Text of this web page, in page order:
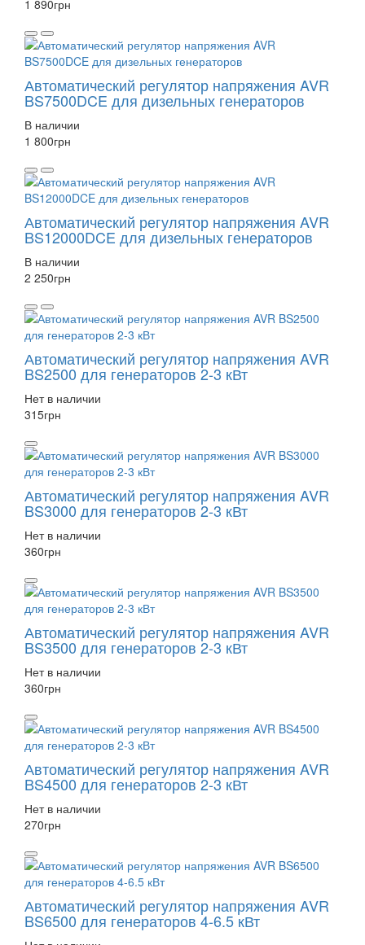
1 890грн
Автоматический регулятор напряжения AVR
BS7500DCE для дизельных генераторов
В наличии
1 800грн
Автоматический регулятор напряжения AVR
BS12000DCE для дизельных генераторов
В наличии
2 250грн
Автоматический регулятор напряжения AVR
BS2500 для генераторов 2-3 кВт
Нет в наличии
315грн
Автоматический регулятор напряжения AVR
BS3000 для генераторов 2-3 кВт
Нет в наличии
360грн
Автоматический регулятор напряжения AVR
BS3500 для генераторов 2-3 кВт
Нет в наличии
360грн
Автоматический регулятор напряжения AVR
BS4500 для генераторов 2-3 кВт
Нет в наличии
270грн
Автоматический регулятор напряжения AVR
BS6500 для генераторов 4-6.5 кВт